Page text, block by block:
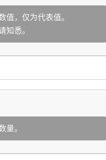
值，仅为代表值。
知悉。
量。